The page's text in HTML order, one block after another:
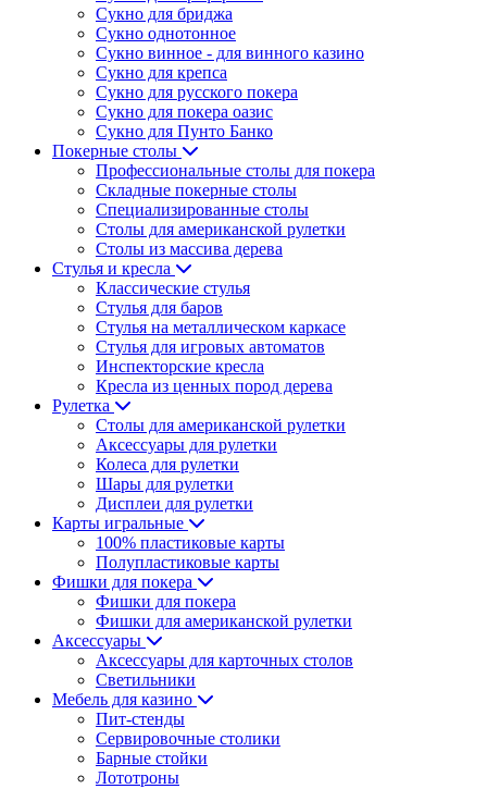
Сукно для бриджа
Сукно однотонное
Сукно винное - для винного казино
Сукно для крепса
Сукно для русского покера
Сукно для покера оазис
Сукно для Пунто Банко
Покерные столы
Профессиональные столы для покера
Складные покерные столы
Специализированные столы
Столы для американской рулетки
Столы из массива дерева
Стулья и кресла
Классические стулья
Стулья для баров
Стулья на металлическом каркасе
Стулья для игровых автоматов
Инспекторские кресла
Кресла из ценных пород дерева
Рулетка
Столы для американской рулетки
Аксессуары для рулетки
Колеса для рулетки
Шары для рулетки
Дисплеи для рулетки
Карты игральные
100% пластиковые карты
Полупластиковые карты
Фишки для покера
Фишки для покера
Фишки для американской рулетки
Аксессуары
Аксессуары для карточных столов
Светильники
Мебель для казино
Пит-стенды
Сервировочные столики
Барные стойки
Лототроны